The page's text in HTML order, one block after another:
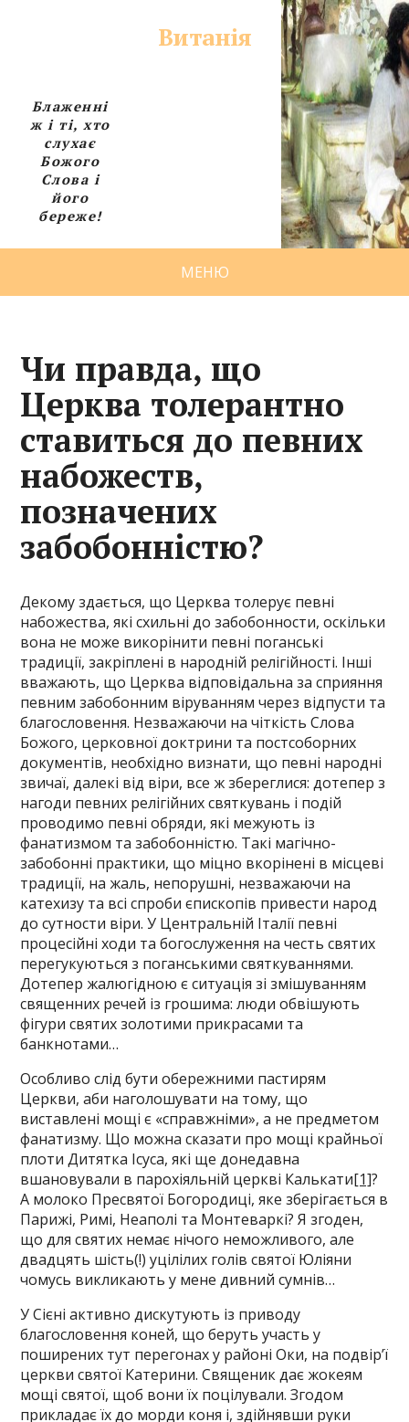
Витанія
Блаженні
ж і ті, хто
слухає
Божого
Слова і
його
береже!
МЕНЮ
Чи правда, що
Церква толерантно
ставиться до певних
набожеств,
позначених
забобонністю?
Декому здається, що Церква толерує певні
набожества, які схильні до забобонности, оскільки
вона не може викорінити певні поганські
традиції, закріплені в народній релігійності. Інші
вважають, що Церква відповідальна за сприяння
певним забобонним віруванням через відпусти та
благословення. Незважаючи на чіткість Слова
Божого, церковної доктрини та постсоборних
документів, необхідно визнати, що певні народні
звичаї, далекі від віри, все ж збереглися: дотепер з
нагоди певних релігійних святкувань і подій
проводимо певні обряди, які межують із
фанатизмом та забобонністю. Такі магічно-
забобонні практики, що міцно вкорінені в місцеві
традиції, на жаль, непорушні, незважаючи на
катехизу та всі спроби єпископів привести народ
до сутности віри. У Центральній Італії певні
процесійні ходи та богослуження на честь святих
перегукуються з поганськими святкуваннями.
Дотепер жалюгідною є ситуація зі змішуванням
священних речей із грошима: люди обвішують
фігури святих золотими прикрасами та
банкнотами…
Особливо слід бути обережними пастирям
Церкви, аби наголошувати на тому, що
виставлені мощі є «справжніми», а не предметом
фанатизму. Що можна сказати про мощі крайньої
плоти Дитятка Ісуса, які ще донедавна
вшановували в парохіяльній церкві Калькати[1]?
А молоко Пресвятої Богородиці, яке зберігається в
Парижі, Римі, Неаполі та Монтеваркі? Я згоден,
що для святих немає нічого неможливого, але
двадцять шість(!) уцілілих голів святої Юліяни
чомусь викликають у мене дивний сумнів…
У Сієні активно дискутують із приводу
благословення коней, що беруть участь у
поширених тут перегонах у районі Оки, на подвір’ї
церкви святої Катерини. Священик дає жокеям
мощі святої, щоб вони їх поцілували. Згодом
прикладає їх до морди коня і, здійнявши руки